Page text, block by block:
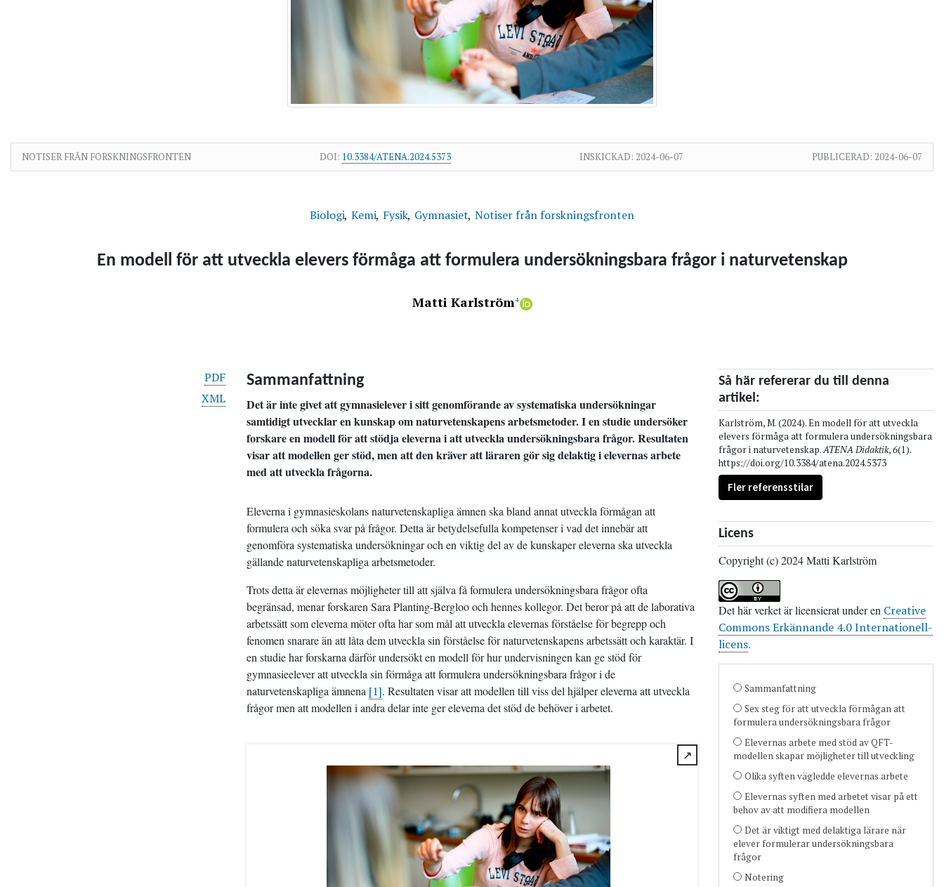
NOTISER FRÅN FORSKNINGSFRONTEN DOI: 10.3384/ATENA.2024.5373 INSKICKAD: 2024-06-07 PUBLICERAD: 2024-06-07
Biologi Kemi Fysik Gymnasiet Notiser från forskningsfronten
En modell för att utveckla elevers förmåga att formulera undersökningsbara frågor i naturvetenskap
Matti Karlström+
PDF
XML
Sammanfattning
Det är inte givet att gymnasielever i sitt genomförande av systematiska undersökningar
samtidigt utvecklar en kunskap om naturvetenskapens arbetsmetoder. I en studie undersöker
forskare en modell för att stödja eleverna i att utveckla undersökningsbara frågor. Resultaten
visar att modellen ger stöd, men att den kräver att läraren gör sig delaktig i elevernas arbete
med att utveckla frågorna.
Eleverna i gymnasieskolans naturvetenskapliga ämnen ska bland annat utveckla förmågan att
formulera och söka svar på frågor. Detta är betydelsefulla kompetenser i vad det innebär att
genomföra systematiska undersökningar och en viktig del av de kunskaper eleverna ska utveckla
gällande naturvetenskapliga arbetsmetoder.
Trots detta är elevernas möjligheter till att själva få formulera undersökningsbara frågor ofta
begränsad, menar forskaren Sara Planting-Bergloo och hennes kollegor. Det beror på att de laborativa
arbetssätt som eleverna möter ofta har som mål att utveckla elevernas förståelse för begrepp och
fenomen snarare än att låta dem utveckla sin förståelse för naturvetenskapens arbetssätt och karaktär. I
en studie har forskarna därför undersökt en modell för hur undervisningen kan ge stöd för
gymnasieelever att utveckla sin förmåga att formulera undersökningsbara frågor i de
naturvetenskapliga ämnena [1]. Resultaten visar att modellen till viss del hjälper eleverna att utveckla
frågor men att modellen i andra delar inte ger eleverna det stöd de behöver i arbetet.
↗
Så här refererar du till denna
artikel:
Karlström, M. (2024). En modell för att utveckla
elevers förmåga att formulera undersökningsbara
frågor i naturvetenskap.ATENA Didaktik,6(1).
https://doi.org/10.3384/atena.2024.5373
Fler referensstilar
Licens
Copyright (c) 2024 Matti Karlström
Det här verket är licensierat under en Creative
Commons Erkännande 4.0 Internationell-
licens.
Sammanfattning
Sex steg för att utveckla förmågan att
formulera undersökningsbara frågor
Elevernas arbete med stöd av QFT-
modellen skapar möjligheter till utveckling
Olika syften vägledde elevernas arbete
Elevernas syften med arbetet visar på ett
behov av att modifiera modellen
Det är viktigt med delaktiga lärare när
elever formulerar undersökningsbara
frågor
Notering